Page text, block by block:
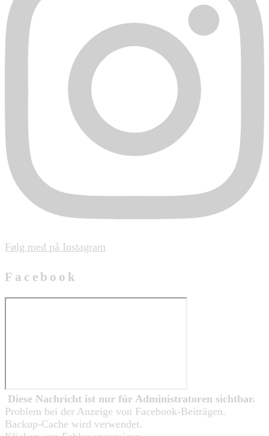
Følg med på Instagram
Facebook
Diese Nachricht ist nur für Administratoren sichtbar.
Problem bei der Anzeige von Facebook-Beiträgen.
Backup-Cache wird verwendet.